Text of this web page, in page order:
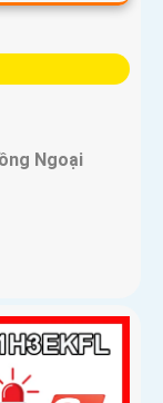
Ngoại